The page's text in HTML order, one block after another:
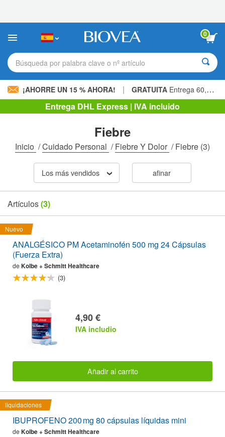
sitio
incluye
sistema
de
0
Búsqueda por palabra clave o nº artículo
¡AHORRE UN 15 % AHORA! | GRATUITA Entrega 60,00 € »
Entrega DHL Express | IVA incluido
Fiebre
Inicio /Cuidado Personal /Fiebre Y Dolor /Fiebre (3)
Los más vendidos afinar
Artículos(3)
Nuevo
ANALGÉSICO PM Acetaminofén 500 mg 24 Cápsulas
(Fuerza Extra)
de Kolbe + Schmitt Healthcare
(3)
4,90 €
IVA includio
Añadir al carrito
liquidaciones
IBUPROFENO 200 mg 80 cápsulas líquidas mini
de Kolbe + Schmitt Healthcare